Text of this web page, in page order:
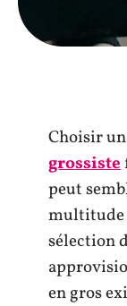
Choisir un
grossiste
peut
multitude
sélection
en gros